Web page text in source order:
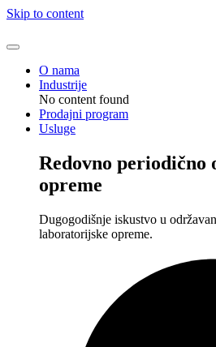
Skip to content
O nama
Industrije
No content found
Prodajni program
Usluge
Redovno periodično
opreme
Dugogodišnje iskustvo u
laboratorijske opreme.